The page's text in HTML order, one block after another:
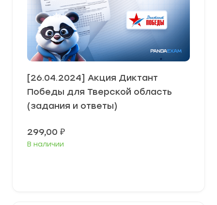
[26.04.2024] Акция Диктант
Победы для Тверской область
(задания и ответы)
299,00 ₽
В наличии